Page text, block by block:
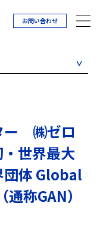
お問い合わせ
ー ㈱ゼロ
世界最大
団体 Global
称GAN）